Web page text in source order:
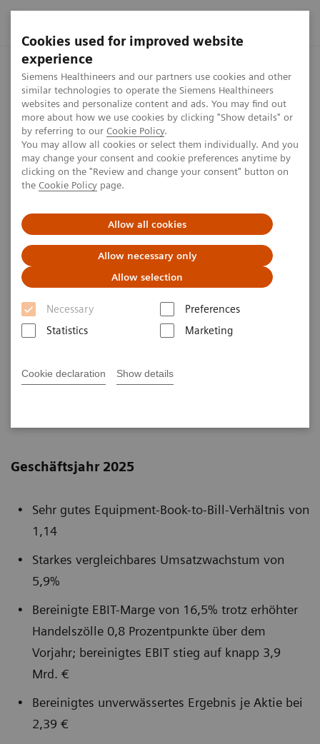
Cookies used for improved website
experience
Siemens Healthineers and our partners use cookies and other
similar technologies to operate the Siemens Healthineers
websites and personalize content and ads. You may find out
more about how we use cookies by clicking "Show details" or
by referring to our Cookie Policy.
You may allow all cookies or select them individually. And you
may change your consent and cookie preferences anytime by
clicking on the "Review and change your consent" button on
the Cookie Policy page.
Allow all cookies
Allow necessary only
Allow selection
Necessary
Preferences
Statistics
Marketing
Cookie declaration Show details
Startseite Presse Center Presseinformationen Siemens
Presseinformation
Siemens Healthineers schließt
Geschäftsjahr 2025 in einem
herausfordernden Umfeld
erfolgreich ab
Die Siemens Healthineers AG gibt heute das Ergebnis
für das am 30. September 2025 abgelaufene vierte
Quartal des Geschäftsjahres 2025 sowie das gesamte
Geschäftsjahr 2025
Sehr gutes Equipment-Book-to-Bill-Verhältnis von
1,14
Starkes vergleichbares Umsatzwachstum von
5,9%
Bereinigte EBIT-Marge von 16,5% trotz erhöhter
Handelszölle 0,8 Prozentpunkte über dem
Vorjahr; bereinigtes EBIT stieg auf knapp 3,9
Mrd. €
Bereinigtes unverwässertes Ergebnis je Aktie bei
2,39 €